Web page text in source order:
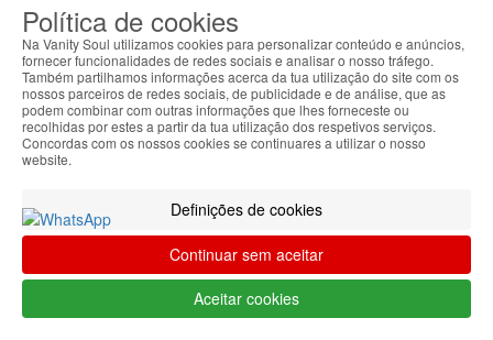
Saúde
Natural
Saúde
Natural
Ver
Âmbar
Báltico
Articulações
e
Músculos
Política de cookies
Na Vanity Soul utilizamos cookies para personalizar conteúdo e anúncios,
fornecer funcionalidades de redes sociais e analisar o nosso tráfego.
Também partilhamos informações acerca da tua utilização do site com os
nossos parceiros de redes sociais, de publicidade e de análise, que as
podem combinar com outras informações que lhes forneceste ou
recolhidas por estes a partir da tua utilização dos respetivos serviços.
Concordas com os nossos cookies se continuares a utilizar o nosso
website.
Definições de cookies
Continuar sem aceitar
Aceitar cookies